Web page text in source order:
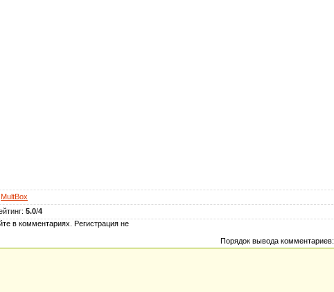
MultBox
: 5.0/4
в комментариях. Регистрация не
Порядок вывода комментариев: